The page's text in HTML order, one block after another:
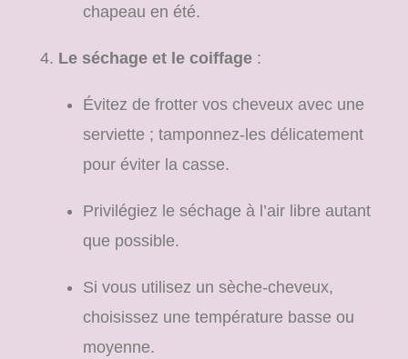
chapeau en été.
Le séchage et le coiffage :
Évitez de frotter vos cheveux avec une
serviette ; tamponnez-les délicatement
pour éviter la casse.
Privilégiez le séchage à l’air libre autant
que possible.
Si vous utilisez un sèche-cheveux,
choisissez une température basse ou
moyenne.